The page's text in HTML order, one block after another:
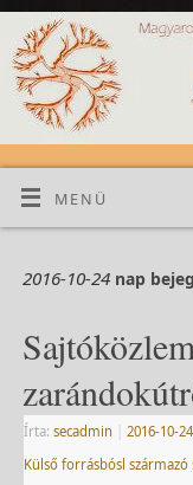
MENÜ
2016-10-24nap
Írta: secadmin 2016-10-24
Külső forrásbósl származó